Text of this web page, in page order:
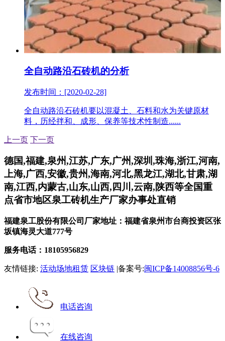
全自动路沿石砖机的分析
发布时间：[2020-02-28]
全自动路沿石砖机要以混凝土、石料和水为关键原材
料，历经拌和、成形、保养等技术性制造......
上一页 下一页
德国,福建,泉州,江苏,广东,广州,深圳,珠海,浙江,河南,
上海,广西,安徽,贵州,海南,河北,黑龙江,湖北,甘肃,湖
南,江西,内蒙古,山东,山西,四川,云南,陕西等全国重
点省市地区泉工砖机生产厂家办事处直销
福建泉工股份有限公司厂家地址：福建省泉州市台商投资区张
坂镇海灵大道777号
服务电话：18105956829
友情链接: 活动场地租赁 区块链 |备案号:闽ICP备14008856号-6
电话咨询
在线咨询